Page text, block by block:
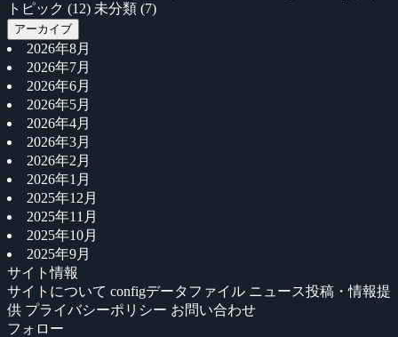
トピック (12) 未分類 (7)
アーカイブ
2026年8月
2026年7月
2026年6月
2026年5月
2026年4月
2026年3月
2026年2月
2026年1月
2025年12月
2025年11月
2025年10月
2025年9月
サイト情報
サイトについて configデータファイル ニュース投稿・情報提
供 プライバシーポリシー お問い合わせ
フォロー